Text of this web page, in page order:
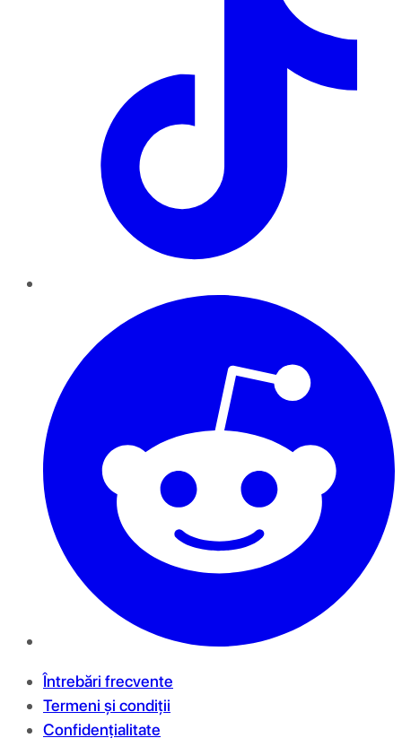
Întrebări frecvente
Termeni și condiții
Confidențialitate